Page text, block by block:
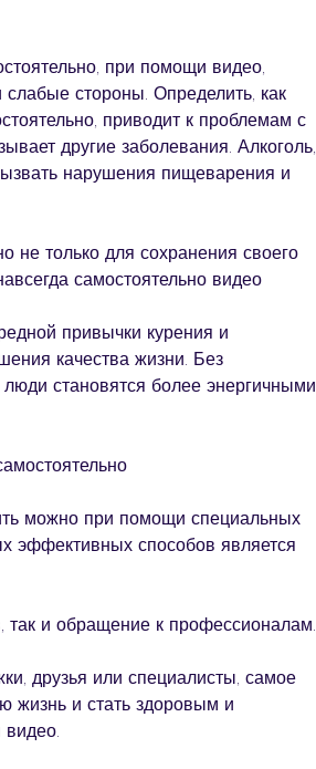
при помощи видео,
стороны. Определить, как
приводит к проблемам с
другие заболевания. Алкоголь,
нарушения пищеварения и
не только для сохранения своего
самостоятельно видео
привычки курения и
качества жизни. Без
становятся более энергичными,
можно при помощи специальных
эффективных способов является
так и обращение к профессионалам.
друзья или специалисты, самое
жизнь и стать здоровым и